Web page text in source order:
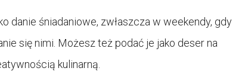
danie śniadaniowe, zwłaszcza w weekendy, gdy
się nimi. Możesz też podać je jako deser na
kulinarną.